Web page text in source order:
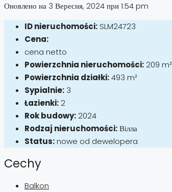
Оновлено на 3 Вересня, 2024 при 1:54 pm
ID nieruchomości: SLM24723
Cena:
cena netto
Powierzchnia nieruchomości: 209 m²
Powierzchnia działki:493 m²
Sypialnie: 3
Łazienki: 2
Rok budowy: 2024
Rodzaj nieruchomości:Вілла
Status:nowe od dewelopera
Cechy
Balkon